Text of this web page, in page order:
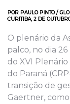
POR PAULO PINTO /
CURITIBA, 2 DE
O plenário da
palco, no dia
do XVI
do Paraná
transição de
Gaertner,